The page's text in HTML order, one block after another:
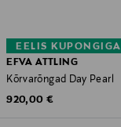
EELIS KUPONGIGA
EFVA ATTLING
Kõrvarõngad Day Pearl
Original Price
920,00 €